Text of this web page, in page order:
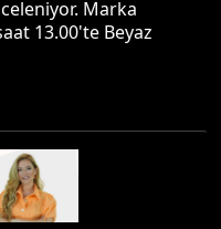
Marka
13.00'te Beyaz